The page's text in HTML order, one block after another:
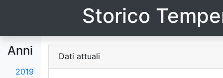
Storico
Anni
2019
Dati attuali